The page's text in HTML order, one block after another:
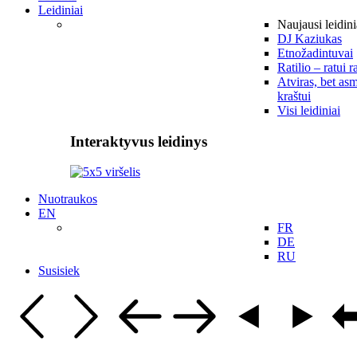
Leidiniai
Naujausi
DJ Kaziukas
Etnožadintuvai
Ratilio – ratui
Atviras, bet
kraštui
Visi leidiniai
Interaktyvus leidinys
Nuotraukos
EN
FR
DE
RU
Susisiek